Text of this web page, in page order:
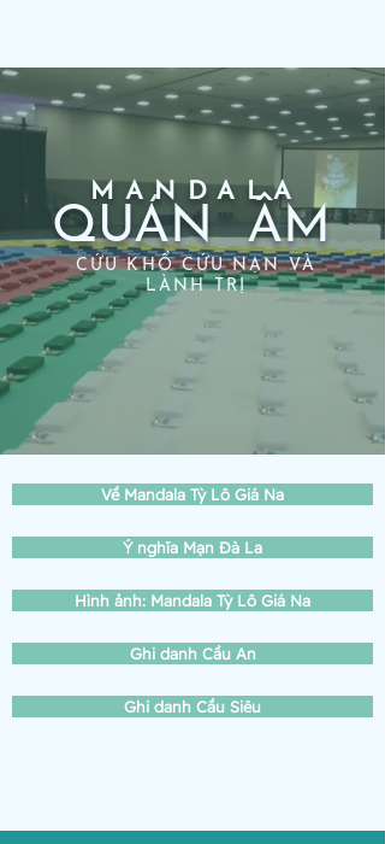
QUÁN ÂM
MANDALA
CỨU KHỔ CỨU NẠN VÀ
LÀNH TRỊ
Về Mandala Tỳ Lô Giá Na
Ý nghĩa Mạn Đà La
Hình ảnh: Mandala Tỳ Lô Giá Na
Ghi danh Cầu An
Ghi danh Cầu Siêu